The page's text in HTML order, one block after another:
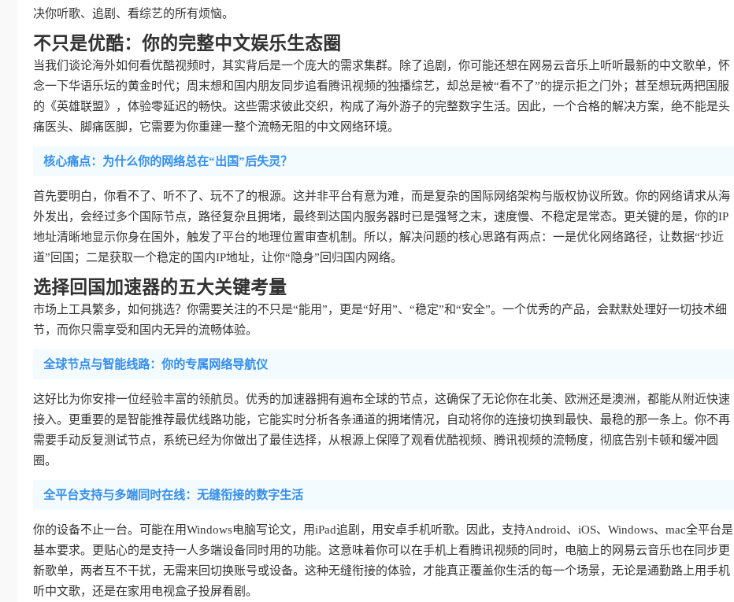
决你听歌、追剧、看综艺的所有烦恼。
不只是优酷：你的完整中文娱乐生态圈
当我们谈论海外如何看优酷视频时，其实背后是一个庞大的需求集群。除了追剧，你可能还想在网易云音乐上听听最新的中文歌单，怀
念一下华语乐坛的黄金时代；周末想和国内朋友同步追看腾讯视频的独播综艺，却总是被“看不了”的提示拒之门外；甚至想玩两把国服
的《英雄联盟》，体验零延迟的畅快。这些需求彼此交织，构成了海外游子的完整数字生活。因此，一个合格的解决方案，绝不能是头
痛医头、脚痛医脚，它需要为你重建一整个流畅无阻的中文网络环境。
核心痛点：为什么你的网络总在“出国”后失灵？
首先要明白，你看不了、听不了、玩不了的根源。这并非平台有意为难，而是复杂的国际网络架构与版权协议所致。你的网络请求从海
外发出，会经过多个国际节点，路径复杂且拥堵，最终到达国内服务器时已是强弩之末，速度慢、不稳定是常态。更关键的是，你的IP
地址清晰地显示你身在国外，触发了平台的地理位置审查机制。所以，解决问题的核心思路有两点：一是优化网络路径，让数据“抄近
道”回国；二是获取一个稳定的国内IP地址，让你“隐身”回归国内网络。
选择回国加速器的五大关键考量
市场上工具繁多，如何挑选？你需要关注的不只是“能用”，更是“好用”、“稳定”和“安全”。一个优秀的产品，会默默处理好一切技术细
节，而你只需享受和国内无异的流畅体验。
全球节点与智能线路：你的专属网络导航仪
这好比为你安排一位经验丰富的领航员。优秀的加速器拥有遍布全球的节点，这确保了无论你在北美、欧洲还是澳洲，都能从附近快速
接入。更重要的是智能推荐最优线路功能，它能实时分析各条通道的拥堵情况，自动将你的连接切换到最快、最稳的那一条上。你不再
需要手动反复测试节点，系统已经为你做出了最佳选择，从根源上保障了观看优酷视频、腾讯视频的流畅度，彻底告别卡顿和缓冲圆
圈。
全平台支持与多端同时在线：无缝衔接的数字生活
你的设备不止一台。可能在用Windows电脑写论文，用iPad追剧，用安卓手机听歌。因此，支持Android、iOS、Windows、mac全平台是
基本要求。更贴心的是支持一人多端设备同时用的功能。这意味着你可以在手机上看腾讯视频的同时，电脑上的网易云音乐也在同步更
新歌单，两者互不干扰，无需来回切换账号或设备。这种无缝衔接的体验，才能真正覆盖你生活的每一个场景，无论是通勤路上用手机
听中文歌，还是在家用电视盒子投屏看剧。